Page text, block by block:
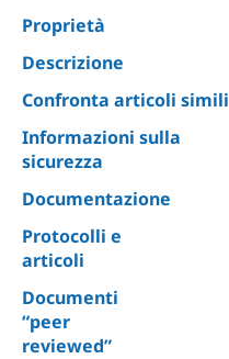
Proprietà
Descrizione
Confronta articoli simili
Informazioni sulla
sicurezza
Documentazione
Protocolli e
articoli
Documenti
“peer
reviewed”